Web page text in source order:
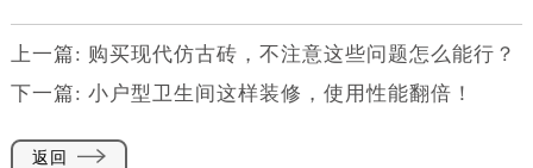
上一篇: 购买现代仿古砖，不注意这些问题怎么能行？
下一篇: 小户型卫生间这样装修，使用性能翻倍！
返回